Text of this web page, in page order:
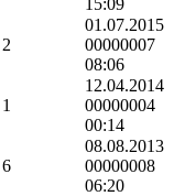
15:09
2
01.07.2015
00000007
08:06
1
12.04.2014
00000004
00:14
6
08.08.2013
00000008
06:20